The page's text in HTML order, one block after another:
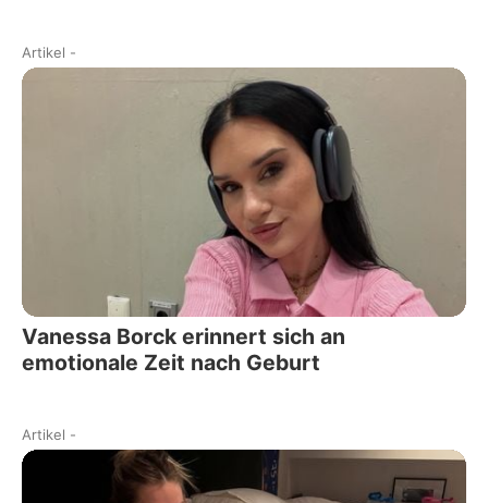
Artikel -
Vanessa Borck erinnert sich an
emotionale Zeit nach Geburt
Artikel -